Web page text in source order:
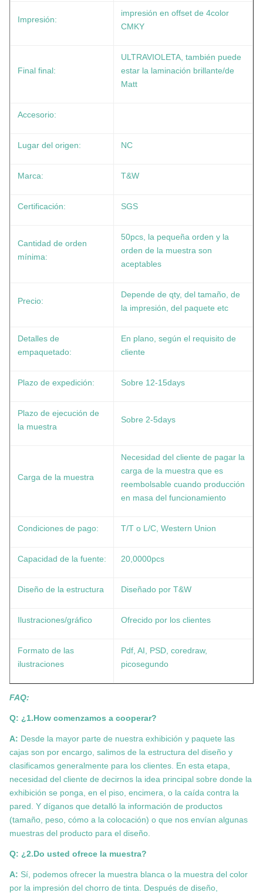
Impresión:
impresión en offset de 4color
CMKY
Final final:
ULTRAVIOLETA, también puede
estar la laminación brillante/de
Matt
Accesorio:
Lugar del origen: NC
Marca: T&W
Certificación: SGS
Cantidad de orden
mínima:
50pcs, la pequeña orden y la
orden de la muestra son
aceptables
Precio:
Depende de qty, del tamaño, de
la impresión, del paquete etc
Detalles de
empaquetado:
En plano, según el requisito de
cliente
Plazo de expedición: Sobre 12-15days
Plazo de ejecución de
la muestra
Sobre 2-5days
Carga de la muestra
Necesidad del cliente de pagar la
carga de la muestra que es
reembolsable cuando producción
en masa del funcionamiento
Condiciones de pago: T/T o L/C, Western Union
Capacidad de la fuente: 20,0000pcs
Diseño de la estructura Diseñado por T&W
Ilustraciones/gráfico Ofrecido por los clientes
Formato de las
ilustraciones
Pdf, AI, PSD, coredraw,
picosegundo
FAQ:
Q: ¿1.How comenzamos a cooperar?
A: Desde la mayor parte de nuestra exhibición y paquete las
cajas son por encargo, salimos de la estructura del diseño y
clasificamos generalmente para los clientes. En esta etapa,
necesidad del cliente de decirnos la idea principal sobre donde la
exhibición se ponga, en el piso, encimera, o la caída contra la
pared. Y díganos que detalló la información de productos
(tamaño, peso, cómo a la colocación) o que nos envían algunas
muestras del producto para el diseño.
Q: ¿2.Do usted ofrece la muestra?
A: Sí, podemos ofrecer la muestra blanca o la muestra del color
por la impresión del chorro de tinta. Después de diseño,